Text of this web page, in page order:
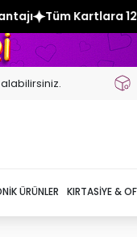
Taksit Kapıda
ÜRÜNLER KIRTASIYE &